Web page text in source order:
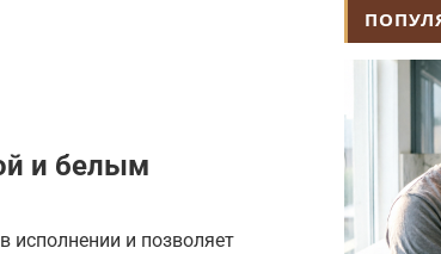
и белым
исполнении и позволяет